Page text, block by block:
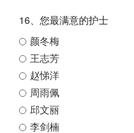
16、您最满意的护士
颜冬梅
王志芳
赵悌洋
周雨佩
邱文丽
李剑楠